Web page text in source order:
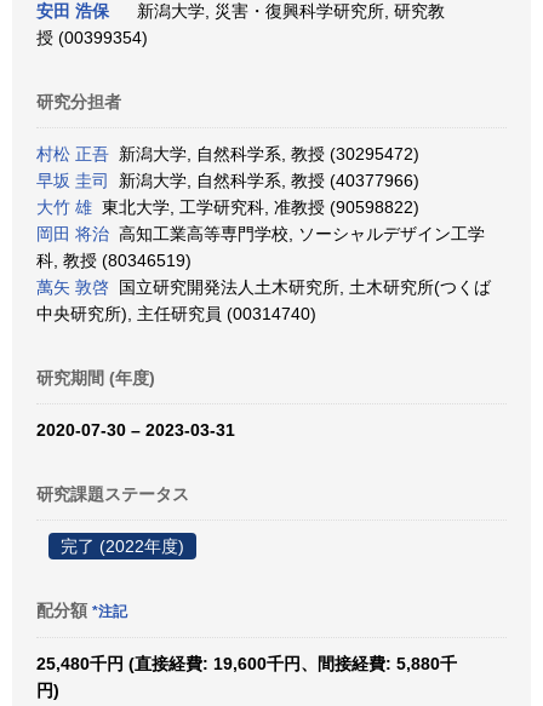
安田 浩保
新潟大学, 災害・復興科学研究所, 研究教
授 (00399354)
研究分担者
村松 正吾 新潟大学, 自然科学系, 教授 (30295472)
早坂 圭司
新潟大学, 自然科学系, 教授 (40377966)
大竹 雄 東北大学, 工学研究科, 准教授 (90598822)
岡田 将治 高知工業高等専門学校, ソーシャルデザイン工学
科, 教授 (80346519)
萬矢 敦啓 国立研究開発法人土木研究所, 土木研究所(つくば
中央研究所), 主任研究員 (00314740)
研究期間 (年度)
2020-07-30 – 2023-03-31
研究課題ステータス
完了 (2022年度)
配分額 *注記
25,480千円 (直接経費: 19,600千円、間接経費: 5,880千
円)